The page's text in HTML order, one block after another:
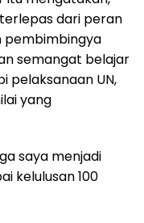
dari peran
pembimbingya
semangat belajar
pelaksanaan UN,
yang
saya menjadi
kelulusan 100